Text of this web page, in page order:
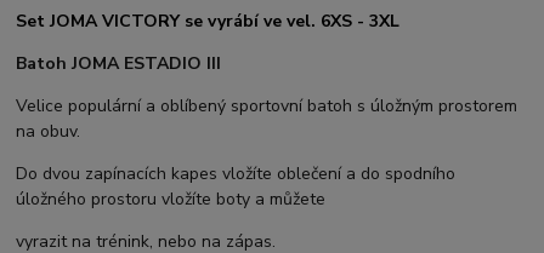
Set JOMA VICTORY se vyrábí ve vel. 6XS - 3XL
Batoh JOMA ESTADIO III
Velice populární a oblíbený sportovní batoh s úložným prostorem
na obuv.
Do dvou zapínacích kapes vložíte oblečení a do spodního
úložného prostoru vložíte boty a můžete
vyrazit na trénink, nebo na zápas.